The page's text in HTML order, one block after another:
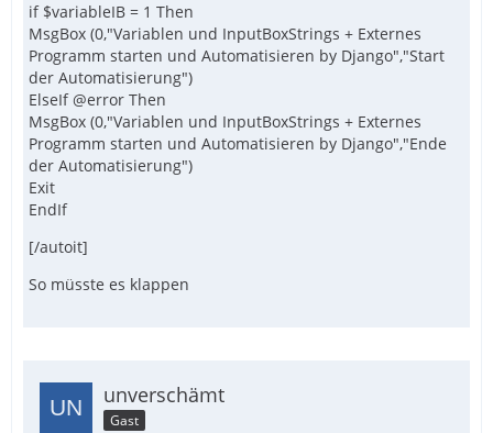
if $variableIB = 1 Then
MsgBox (0,"Variablen und InputBoxStrings + Externes
Programm starten und Automatisieren by Django","Start
der Automatisierung")
ElseIf @error Then
MsgBox (0,"Variablen und InputBoxStrings + Externes
Programm starten und Automatisieren by Django","Ende
der Automatisierung")
Exit
EndIf
[/autoit]
So müsste es klappen
unverschämt
Gast